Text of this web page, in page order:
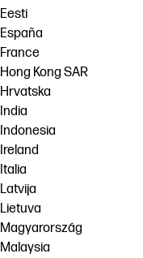
Eesti
España
France
Hong Kong SAR
Hrvatska
India
Indonesia
Ireland
Italia
Latvija
Lietuva
Magyarország
Malaysia